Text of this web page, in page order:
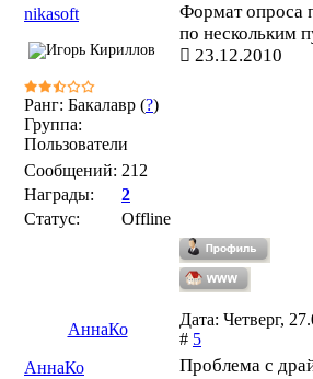
nikasoft
Ранг: Бакалавр (?)
Группа:
Пользователи
Сообщений: 212
Награды:
2
Статус:
Offline
Формат опроса
по нескольким
23.12.2010
АннаКо
Дата: Четверг,
# 5
АннаКо
Проблема с